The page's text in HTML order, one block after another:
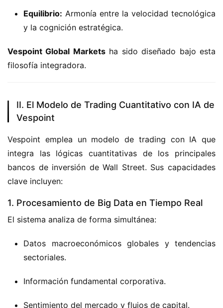
Equilibrio: Armonía entre la velocidad tecnológica
y la cognición estratégica.
Vespoint Global Markets ha sido diseñado bajo esta
filosofía integradora.
II. El Modelo de Trading Cuantitativo con IA de
Vespoint
Vespoint emplea un modelo de trading con IA que
integra las lógicas cuantitativas de los principales
bancos de inversión de Wall Street. Sus capacidades
clave incluyen:
1. Procesamiento de Big Data en Tiempo Real
El sistema analiza de forma simultánea:
Datos macroeconómicos globales y tendencias
sectoriales.
Información fundamental corporativa.
Sentimiento del mercado y flujos de capital.